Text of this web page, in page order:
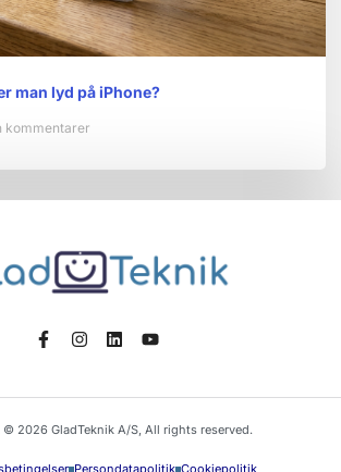
man lyd på iPhone?
kommentarer
2026 GladTeknik A/S, All rights reserved.
Persondatapolitik Cookiepolitik